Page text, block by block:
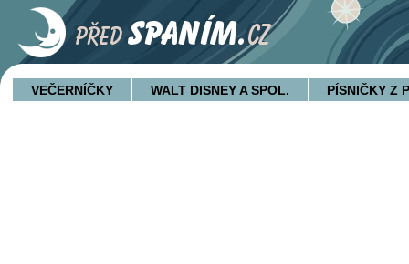
VEČERNÍČKY WALT DISNEY A SPOL. PÍSNIČKY Z